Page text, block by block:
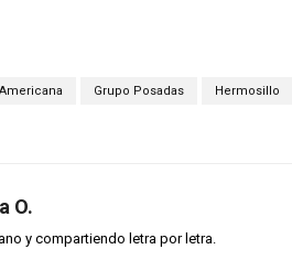
Grupo Posadas Hermosillo
O.
y compartiendo letra por letra.